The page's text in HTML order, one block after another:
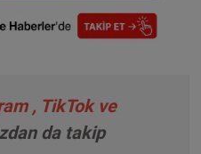
, TikTok ve
da takip